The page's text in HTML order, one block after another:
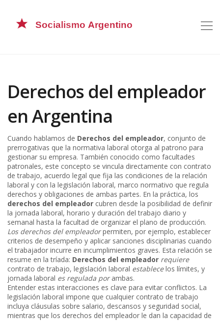
Derechos del empleador
en Argentina
Cuando hablamos de Derechos del empleador, conjunto de
prerrogativas que la normativa laboral otorga al patrono para
gestionar su empresa. También conocido comofacultades
patronales, este concepto se vincula directamente con contrato
de trabajo, acuerdo legal que fija las condiciones de la relación
laboral y con lalegislación laboral,marco normativo que regula
derechos y obligaciones de ambas partes. En la práctica, los
derechos del empleador cubren desde la posibilidad de definir
la jornada laboral,horario y duración del trabajo diario y
semanal hasta la facultad de organizar el plano de producción.
Los derechos del empleadorpermiten, por ejemplo, establecer
criterios de desempeño y aplicar sanciones disciplinarias cuando
el trabajador incurre en incumplimientos graves. Esta relación se
resume en la tríada: Derechos del empleador requiere
contrato de trabajo,legislación laboral establecelos límites, y
jornada laboral es regulada porambas.
Entender estas interacciones es clave para evitar conflictos. La
legislación laboral impone que cualquier contrato de trabajo
incluya cláusulas sobre salario, descansos y seguridad social,
mientras que los derechos del empleador le dan la capacidad de